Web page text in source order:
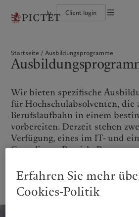
lu Client login
Unternehmensratings
Diversität, Gleichstellung und Inklusion
Karrieremöglichkeiten
Institutionelle Anleger
Alternative Anlagen
Asset Services
Beyond markets
Den Newsletter abonnieren
Klimaaktionsplan
Grundsätze für Klimainvestments
Nachhaltigkeits-Governance
Bahamas
Canada (en)|Canada (fr)
United States
China
Hong
|香港
日本
Europa
Belgique
Die Pictet-Gruppe
Die Teilhaber der Pictet-Gruppe
Unternehmensratings
Diversität, Gleichstellung und
Inklusion
Campus Pictet de Rochemont
Startseite Ausbildungsprogramme
Wir bieten spezifische
für Hochschulabsolventen, die
Berufslaufbahn in einem
vorbereiten. Derzeit stehen
Verfügung, eines im IT- und
Compliance-Bereich.
absolvieren, kann je nach
Vollzeitstelle bei Pictet
Erfahren Sie mehr
Cookies-Politik